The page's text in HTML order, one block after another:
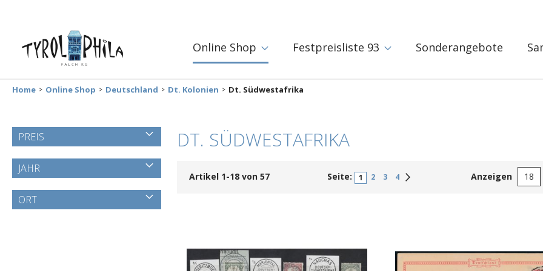
Online Shop Festpreisliste 93 Sonderangebote
Home Online Shop Deutschland Dt. Kolonien Dt. Südwestafrika
DT. SÜDWESTAFRIKA
Artikel 1-18von 57 Seite: 1 2 3 4 Anzeigen
PREIS
JAHR
ORT